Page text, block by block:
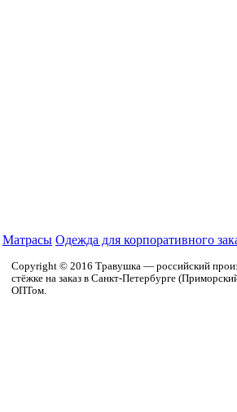
Матрасы Одежда для корпоративного
Copyright © 2016 Травушка — российский
стёжке на заказ в Санкт-Петербурге
ОПТом.